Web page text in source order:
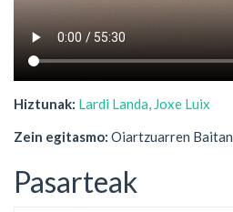
Hiztunak: Lardi Landa, Joxe Luix
Zein egitasmo: Oiartzuarren Baitan
Pasarteak